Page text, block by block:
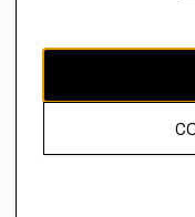
El contenido de esta